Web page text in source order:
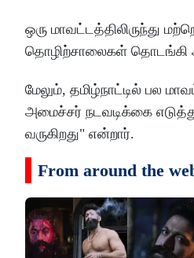
ஒரு மாவட்டத்திலிருந்து
தொழிற்சாலைகள் தொடங்கி
மேலும், தமிழ்நாட்டில் பல
அமைச்சர் நடவடிக்கை
வருகிறது" என்றார்.
From around the